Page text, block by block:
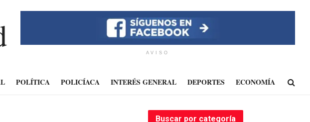
AVISO
POLÍTICA POLICÍACA INTERÉS GENERAL DEPORTES ECONOMÍA
Buscar por categoría